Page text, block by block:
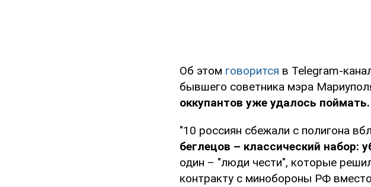
Об этом говорится в Telegram-
бывшего советника мэра
оккупантов уже удалось поймать.
"10 россиян сбежали с полигона
беглецов – классический набор:
один – "люди чести", которые
контракту с минобороны РФ